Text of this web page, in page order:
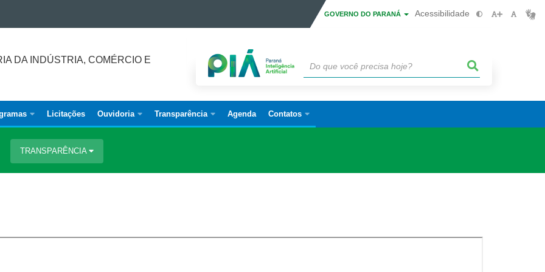
GOVERNO DO PARANÁ Acessibilidade
DA INDÚSTRIA, COMÉRCIO E
Licitações Ouvidoria Transparência Agenda Contatos
TRANSPARÊNCIA